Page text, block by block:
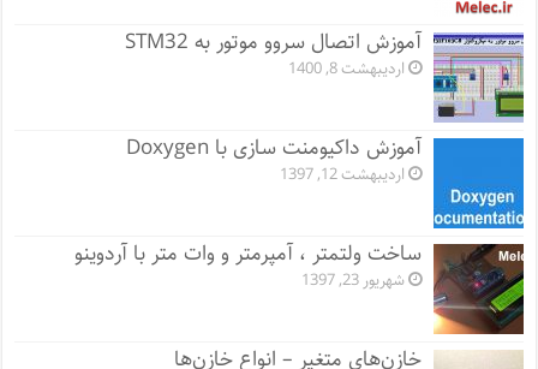
آموزش اتصال سروو موتور به STM32
اردیبهشت 8, 1400
آموزش داکیومنت سازی با Doxygen
اردیبهشت 12, 1397
ساخت ولتمتر ، آمپرمتر و وات متر با آردوینو
شهریور 23, 1397
خازن‌های متغیر – انواع خازن‌ها